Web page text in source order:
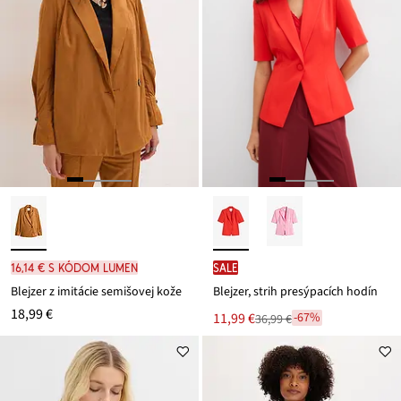
16,14 € s kódom LUMEN
Blejzer z imitácie semišovej kože
18,99 €
SALE
Blejzer, strih presýpacích hodín
Nová
cena
11,99 €
Zľava 36,99 €-67%